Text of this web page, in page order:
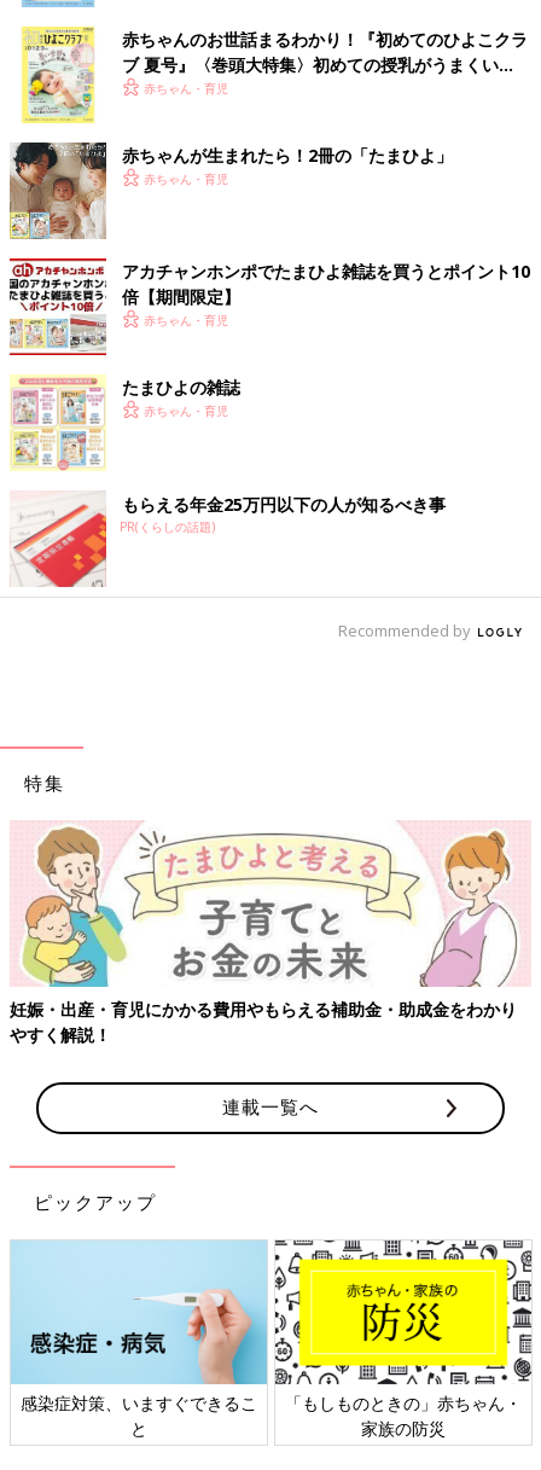
赤ちゃんのお世話まるわかり！『初めてのひよこクラ
ブ 夏号』〈巻頭大特集〉初めての授乳がうまくい
く！ おっぱい・ミルクの基本と夏のトラブル 解決テ
赤ちゃん・育児
赤ちゃんが生まれたら！2冊の「たまひよ」
赤ちゃん・育児
アカチャンホンポでたまひよ雑誌を買うとポイント10
倍【期間限定】
赤ちゃん・育児
たまひよの雑誌
赤ちゃん・育児
もらえる年金25万円以下の人が知るべき事
PR(くらしの話題)
Recommended by
特集
娠・出産・育児にかかる費用やもらえる補助金・助成金をわかり
すく解説！
連載一覧へ
ピックアップ
感染症対策、いますぐできるこ
と
「もしものときの」赤ちゃん・
家族の防災